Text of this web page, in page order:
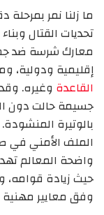
ما زلنا نمر
تحديات القتال
معارك شرسة ضد
إقليمية ودولية،
القاعدة وغيره.
جسيمة حالت دون
بالوتيرة
الملف الأمني في
واضحة المعالم
حيث زيادة قوامه،
وفق معايير مهنية